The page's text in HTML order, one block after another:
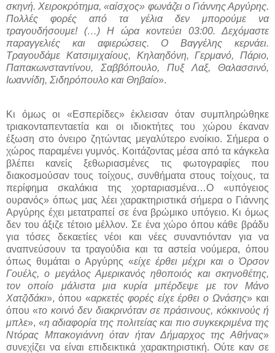
σκηνή. Χειροκρότημα, «αίσχος» φωνάζει ο Γιάννης Αργύρης.
Πολλές φορές από τα γέλια δεν μπορούμε να
τραγουδήσουμε! (…) Η ώρα κοντεύει 03:00. Δεχόμαστε
παραγγελιές και αφιερώσεις. Ο Βαγγέλης κερνάει.
Τραγουδάμε Κατσιμιχαίους, Κηλαηδόνη, Γερμανό, Πάριο,
Παπακωνσταντίνου, Σαββόπουλο, Πυξ Λαξ, Θαλασσινό,
Ιωαννίδη, Σιδηρόπουλο και Θηβαίο».
Κι όμως οι «Εσπερίδες» έκλεισαν όταν συμπληρώθηκε
τριακονταπενταετία και οι ιδιοκτήτες του χώρου έκαναν
έξωση στο όνειρο ζητώντας μεγαλύτερο ενοίκιο. Σήμερα ο
χώρος παραμένει γυμνός. Κοιτάζοντας μέσα από τα κάγκελα
βλέπει κανείς ξεθωριασμένες τις φωτογραφίες που
διακοσμούσαν τους τοίχους, συνθήματα στους τοίχους, τα
περίφημα σκαλάκια της χορταριασμένα…Ο «υπόγειος
ουρανός» όπως μας λέει χαρακτηριστικά σήμερα ο Γιάννης
Αργύρης έχει μετατραπεί σε ένα βρώμικο υπόγειο. Κι όμως
δεν του άξιζε τέτοιο μέλλον. Σε ένα χώρο όπου κάθε βράδυ
για τόσες δεκαετίες νέοι και νέες συναντιόνταν για να
αναπνεύσουν τα τραγούδια και τα αστεία νούμερα, όπου
όπως θυμάται ο Αργύρης «είχε έρθει μέχρι και ο Όρσον
Γουέλς, ο μεγάλος Αμερικανός ηθοποιός και σκηνοθέτης,
τον οποίο μάλιστα μια κυρία μπέρδεψε με τον Μάνο
Χατζιδάκι», όπου «αρκετές φορές είχε έρθει ο Ωνάσης» και
όπου «το κοινό δεν διακρινόταν σε πράσινους, κόκκινούς ή
μπλε», «η αδιαφορία της πολιτείας και πιο συγκεκριμένα της
Ντόρας Μπακογιάννη όταν ήταν Δήμαρχος της Αθήνας»
συνεχίζει να είναι επιδεικτικά χαρακτηριστική. Ούτε καν σε